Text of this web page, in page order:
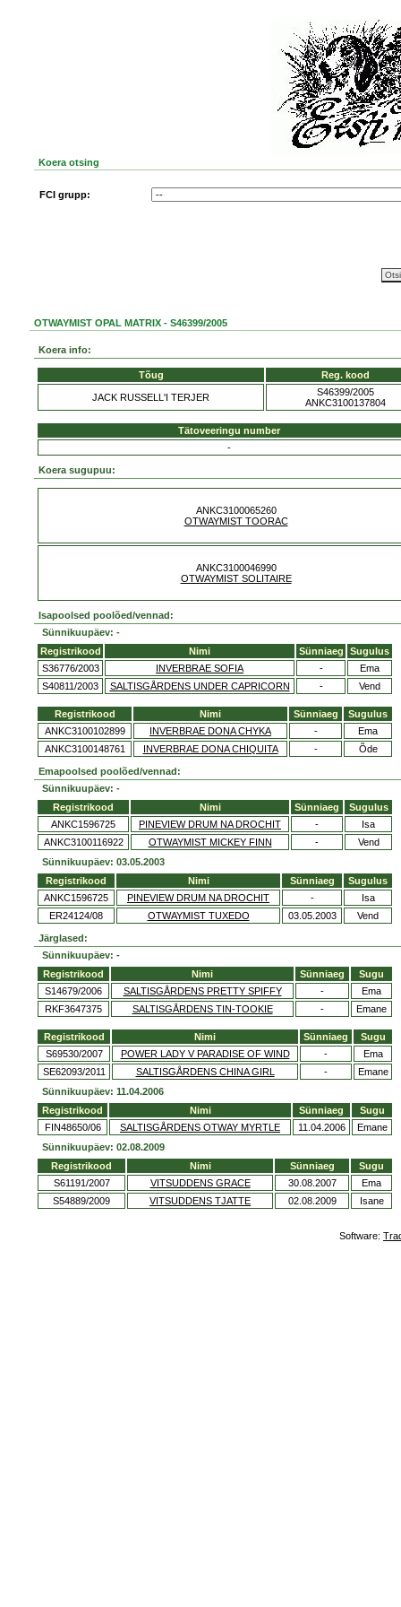
Koera otsing
FCI grupp:
OTWAYMIST OPAL MATRIX - S46399/2005
Koera info:
Tõug Reg. kood
JACK RUSSELL'I TERJER
S46399/2005
ANKC3100137804
Tätoveeringu number
-
Koera sugupuu:
ANKC3100065260
OTWAYMIST TOORAC
ANKC3100046990
OTWAYMIST SOLITAIRE
Isapoolsed poolõed/vennad:
Sünnikuupäev: -
Registrikood
Nimi Sünniaeg
Sugulus
S36776/2003
INVERBRAE SOFIA -
Ema
S40811/2003
SALTISGÅRDENS UNDER CAPRICORN - Vend
Registrikood Nimi Sünniaeg
Sugulus
ANKC3100102899
INVERBRAE DONA CHYKA -
Ema
ANKC3100148761
INVERBRAE DONA CHIQUITA - Õde
Emapoolsed poolõed/vennad:
Sünnikuupäev: -
Registrikood
Nimi Sünniaeg
Sugulus
ANKC1596725
PINEVIEW DRUM NA DROCHIT -
Isa
ANKC3100116922
OTWAYMIST MICKEY FINN -
Vend
Sünnikuupäev: 03.05.2003
Registrikood
Nimi Sünniaeg
Sugulus
ANKC1596725
PINEVIEW DRUM NA DROCHIT -
Isa
ER24124/08
OTWAYMIST TUXEDO 03.05.2003 Vend
Järglased:
Sünnikuupäev: -
Registrikood
Nimi Sünniaeg
Sugu
S14679/2006
SALTISGÅRDENS PRETTY SPIFFY -
Ema
RKF3647375
SALTISGÅRDENS TIN-TOOKIE - Emane
Registrikood Nimi Sünniaeg
Sugu
S69530/2007
POWER LADY V PARADISE OF WIND -
Ema
SE62093/2011
SALTISGÅRDENS CHINA GIRL -
Emane
Sünnikuupäev: 11.04.2006
Registrikood
Nimi Sünniaeg
Sugu
FIN48650/06
SALTISGÅRDENS OTWAY MYRTLE 11.04.2006
Emane
Sünnikuupäev: 02.08.2009
Registrikood
Nimi Sünniaeg
Sugu
S61191/2007
VITSUDDENS GRACE 30.08.2007
Ema
S54889/2009
VITSUDDENS TJATTE 02.08.2009 Isane
Software: